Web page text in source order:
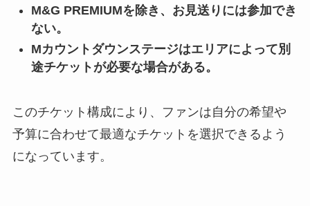
M&G PREMIUMを除き、お見送りには参加でき
ない。
Mカウントダウンステージはエリアによって別
途チケットが必要な場合がある。
このチケット構成により、ファンは自分の希望や
予算に合わせて最適なチケットを選択できるよう
になっています。